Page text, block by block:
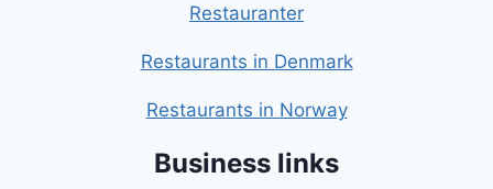
Restauranter
Restaurants in Denmark
Restaurants in Norway
Business links